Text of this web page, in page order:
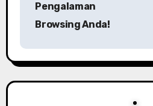
v
i
Pengalaman
Browsing Anda!